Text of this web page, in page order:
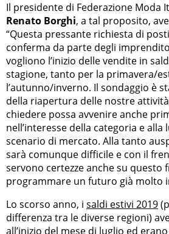
Il presidente di Federazione Moda
Renato Borghi, a tal proposito,
“Questa pressante richiesta di
conferma da parte degli
vogliono l’inizio delle vendite in
stagione, tanto per la primavera/
l’autunno/inverno. Il sondaggio è
della riapertura delle nostre
chiedere possa avvenire anche
nell’interesse della categoria e alla
scenario di mercato. Alla tanto
sarà comunque difficile e con il
servono certezze anche su questo
programmare un futuro già molto
Lo scorso anno, i saldi estivi 2019
differenza tra le diverse regioni)
all’inizio del mese di luglio ed